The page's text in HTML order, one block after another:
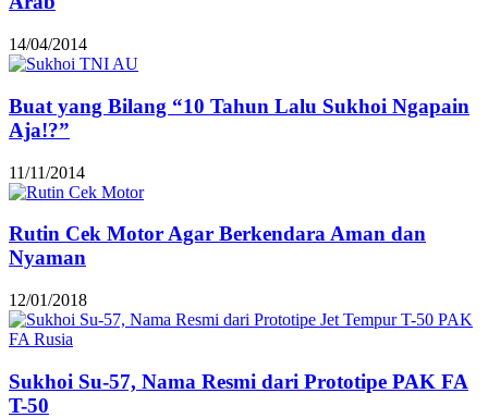
14/04/2014
Buat yang Bilang “10 Tahun Lalu Sukhoi Ngapain
Aja!?”
11/11/2014
Rutin Cek Motor Agar Berkendara Aman dan
Nyaman
12/01/2018
Sukhoi Su-57, Nama Resmi dari Prototipe PAK FA
T-50